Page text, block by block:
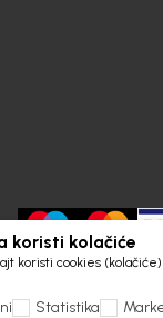
koristi kolačiće
koristi cookies
Statistika